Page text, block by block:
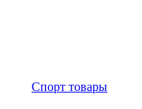
Спорт товары